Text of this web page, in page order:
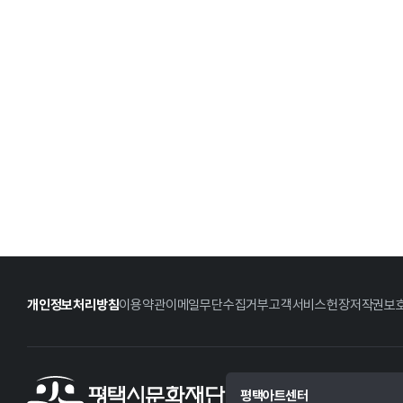
개인정보처리방침이용약관이메일무단수집거부고객서비스헌장저작권보
평택아트센터